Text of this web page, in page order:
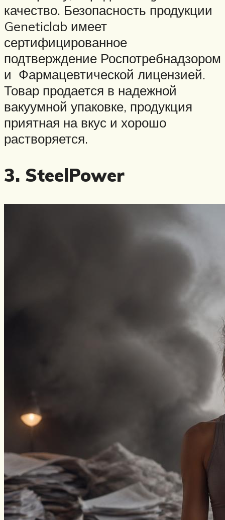
качество. Безопасность продукции
Geneticlab имеет
сертифицированное
подтверждение Роспотребнадзором
и Фармацевтической лицензией.
Товар продается в надежной
вакуумной упаковке, продукция
приятная на вкус и хорошо
растворяется.
3. SteelPower